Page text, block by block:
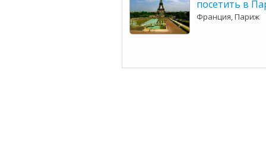
посетить в
Франция, Париж